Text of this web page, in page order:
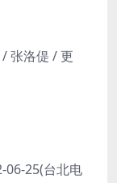
张洛偍 / 更
06-25(台北电